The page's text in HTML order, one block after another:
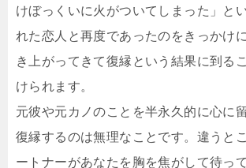
けぼっくいに火がついてしまった」と
れた恋人と再度であったのをきっかけ
き上がってきて復縁という結果に到る
けられます。
元彼や元カノのことを半永久的に心に
復縁するのは無理なことです。違うと
ートナーがあなたを胸を焦がして待っ